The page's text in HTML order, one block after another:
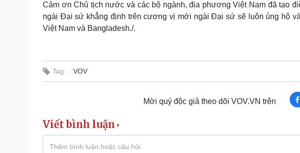
Cảm ơn Chủ tịch nước và các bộ ngành, địa phương Việt Nam đã tạo
ngài Đại sứ khẳng định trên cương vị mới ngài Đại sứ sẽ luôn ủng hộ
Việt Nam và Bangladesh./.
Tag: VOV
Mời quý độc giả theo dõi VOV.VN trên
Viết bình luận